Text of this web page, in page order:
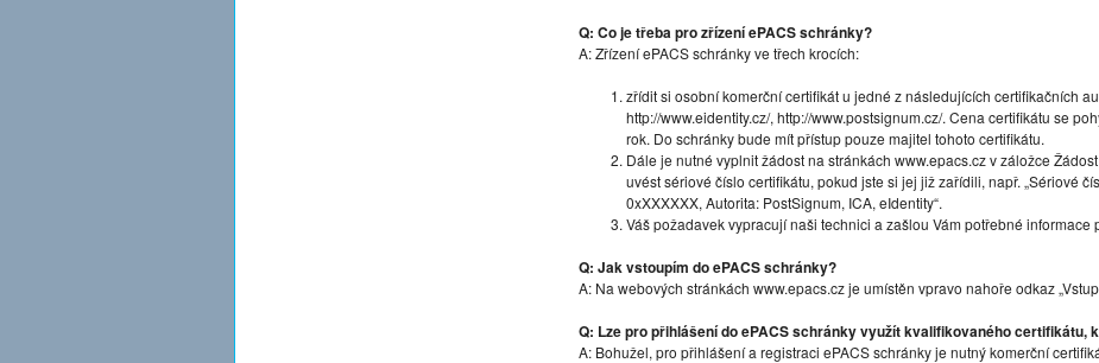
Q: Co je třeba pro zřízení ePACS schránky?
A: Zřízení ePACS schránky ve třech krocích:
zřídit si osobní komerční certifikát u jedné z následujících certifikačních
http://www.eidentity.cz/, http://www.postsignum.cz/. Cena certifikátu se
rok. Do schránky bude mít přístup pouze majitel tohoto certifikátu.
Dále je nutné vyplnit žádost na stránkách www.epacs.cz v záložce
uvést sériové číslo certifikátu, pokud jste si jej již zařídili, např. „Sériové
0xXXXXXX, Autorita: PostSignum, ICA, eIdentity“.
Váš požadavek vypracují naši technici a zašlou Vám potřebné informace
Q: Jak vstoupím do ePACS schránky?
A: Na webových stránkách www.epacs.cz je umístěn vpravo nahoře odkaz
Q: Lze pro přihlášení do ePACS schránky využít kvalifikovaného certifikátu,
A: Bohužel, pro přihlášení a registraci ePACS schránky je nutný komerční